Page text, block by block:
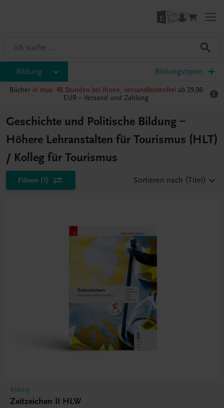
Bildung Bildungstypen
Bücher in max. 48 Stunden bei Ihnen, versandkostenfrei ab 29,00
EUR – Versand und Zahlung
Geschichte und Politische Bildung –
Höhere Lehranstalten für Tourismus (HLT)
/ Kolleg für Tourismus
Filtern (1) Sortieren nach (Titel)
Bildung
Zeitzeichen II HLW